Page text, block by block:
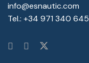
info@esnautic.com
Tel.: +34 971 340 645